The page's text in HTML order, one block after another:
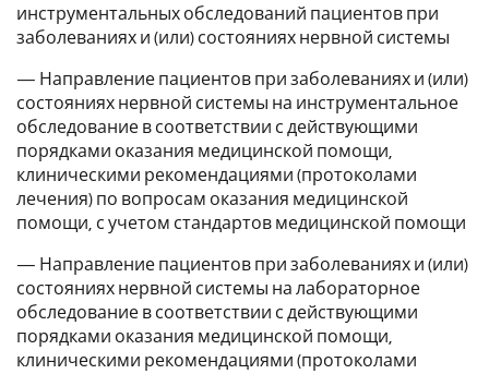
инструментальных обследований пациентов при
заболеваниях и (или) состояниях нервной системы
— Направление пациентов при заболеваниях и (или)
состояниях нервной системы на инструментальное
обследование в соответствии с действующими
порядками оказания медицинской помощи,
клиническими рекомендациями (протоколами
лечения) по вопросам оказания медицинской
помощи, с учетом стандартов медицинской помощи
— Направление пациентов при заболеваниях и (или)
состояниях нервной системы на лабораторное
обследование в соответствии с действующими
порядками оказания медицинской помощи,
клиническими рекомендациями (протоколами